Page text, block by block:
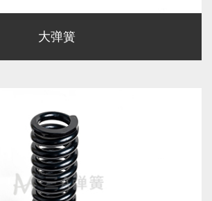
大弹簧